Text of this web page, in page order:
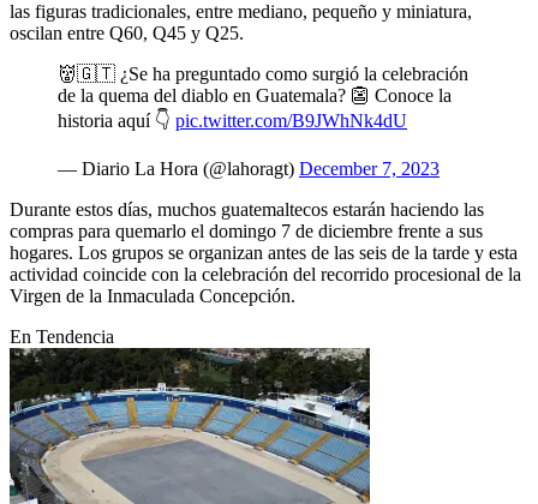
las figuras tradicionales, entre mediano, pequeño y miniatura,
oscilan entre Q60, Q45 y Q25.
👹🇬🇹 ¿Se ha preguntado como surgió la celebración
de la quema del diablo en Guatemala? 👺 Conoce la
historia aquí 👇 pic.twitter.com/B9JWhNk4dU
— Diario La Hora (@lahoragt) December 7, 2023
Durante estos días, muchos guatemaltecos estarán haciendo las
compras para quemarlo el domingo 7 de diciembre frente a sus
hogares. Los grupos se organizan antes de las seis de la tarde y esta
actividad coincide con la celebración del recorrido procesional de la
Virgen de la Inmaculada Concepción.
En Tendencia